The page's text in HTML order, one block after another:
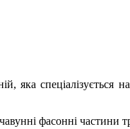
спеціалізується
фасонні частини